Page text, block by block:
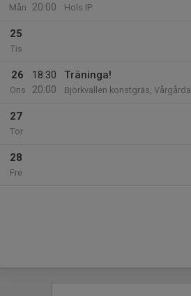
Mån
20:00
Hols IP
25
Tis
26
Ons
18:30
20:00
Träninga!
Björkvallen konstgräs, Vårgårda
27
Tor
28
Fre